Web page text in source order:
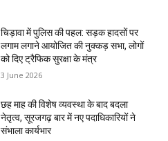
चिड़ावा में पुलिस की पहल: सड़क हादसों पर
लगाम लगाने आयोजित की नुक्कड़ सभा, लोगों
को दिए ट्रैफिक सुरक्षा के मंत्र
3 June 2026
छह माह की विशेष व्यवस्था के बाद बदला
नेतृत्व, सूरजगढ़ बार में नए पदाधिकारियों ने
संभाला कार्यभार